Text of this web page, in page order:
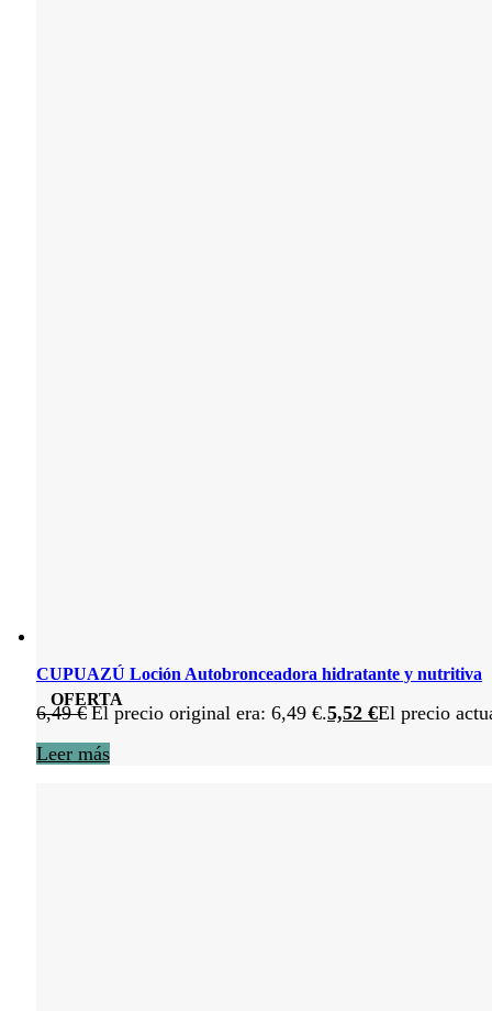
OFERTA
CUPUAZÚ Loción Autobronceadora hidratante y nutritiva
6,49€ El precio original era: 6,49 €.5,52 €El precio
Leer más